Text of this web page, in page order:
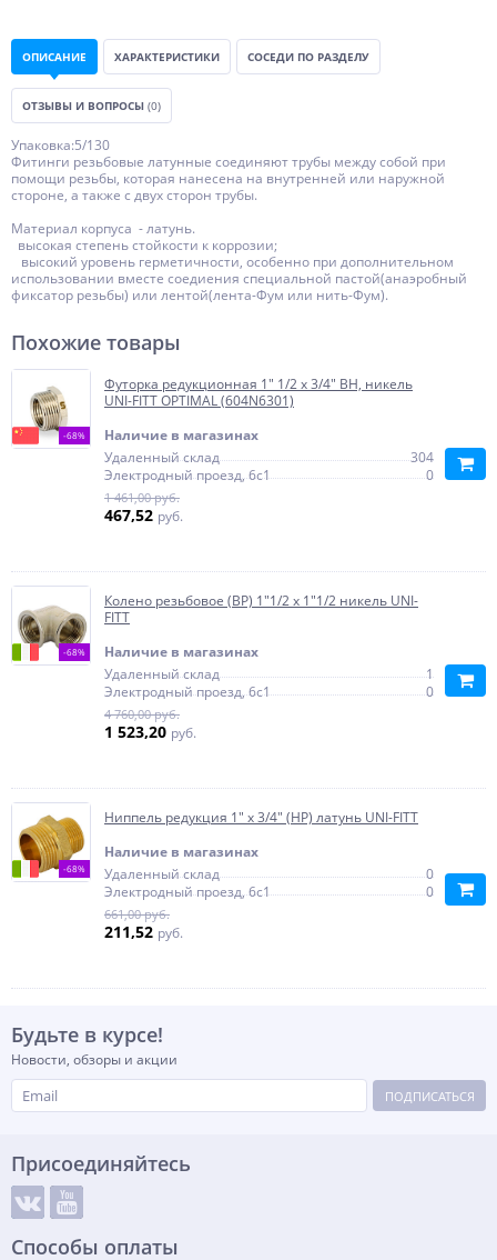
ОПИСАНИЕ ХАРАКТЕРИСТИКИ СОСЕДИ ПО РАЗДЕЛУ
ОТЗЫВЫ И ВОПРОСЫ (0)
Упаковка:5/130
Фитинги резьбовые латунные соединяют трубы между собой при
помощи резьбы, которая нанесена на внутренней или наружной
стороне, а также с двух сторон трубы.
Материал корпуса - латунь.
высокая степень стойкости к коррозии;
высокий уровень герметичности, особенно при дополнительном
использовании вместе соедиения специальной пастой(анаэробный
фиксатор резьбы) или лентой(лента-Фум или нить-Фум).
Похожие товары
-68%
Футорка редукционная 1" 1/2 x 3/4" ВН, никель
UNI-FITT OPTIMAL (604N6301)
Наличие в магазинах
Удаленный склад
304
Электродный проезд, 6с1
0
1 461,00 руб.
467,52 руб.
-68%
Колено резьбовое (ВР) 1"1/2 x 1"1/2 никель UNI-
FITT
Наличие в магазинах
Удаленный склад
1
Электродный проезд, 6с1
0
4 760,00 руб.
1 523,20 руб.
-68%
Ниппель редукция 1" x 3/4" (НР) латунь UNI-FITT
Наличие в магазинах
Удаленный склад
0
Электродный проезд, 6с1
0
661,00 руб.
211,52 руб.
Будьте в курсе!
Новости, обзоры и акции
ПОДПИСАТЬСЯ
Присоединяйтесь
Способы оплаты